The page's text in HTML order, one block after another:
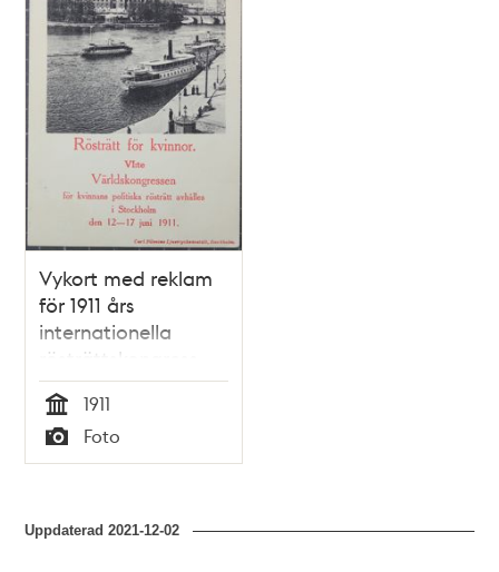
Vykort med reklam
för 1911 års
internationella
rösträttskongress
Tid
1911
Typ
Foto
Uppdaterad2021-12-02